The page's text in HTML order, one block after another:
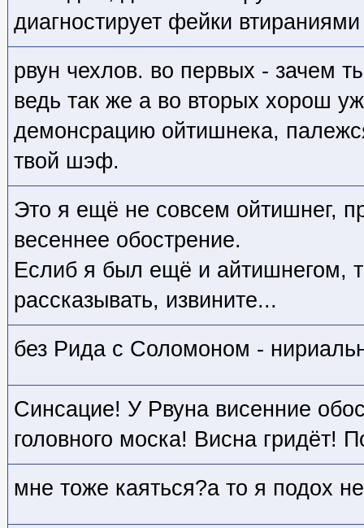
диагностирует фейки
рвун чехлов. во первых - зачем
ведь так же а во вторых хорош
демонсрацию ойтишнека,
твой шэф.
Это я ещё не совсем ойтишнег,
весеннее обострение.
Еслиб я был ещё и айтишнегом,
рассказывать, извините...
без Рида с Соломоном -
Синсацие! У Рвуна висенние
головного моска! Висна гридёт!
мне тоже каяться?а то я подох